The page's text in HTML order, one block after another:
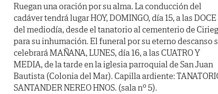
Ruegan una oración por su alma. La conducción del
cadáver tendrá lugar HOY, DOMINGO, día 15, a las DOCE
del mediodía, desde el tanatorio al cementerio de
para su inhumación. El funeral por su eterno descanso
celebrará MAÑANA, LUNES, día 16, a las CUATRO Y
MEDIA, de la tarde en la iglesia parroquial de San Juan
Bautista (Colonia del Mar). Capilla ardiente:
SANTANDER NEREO HNOS. (sala nº 5).